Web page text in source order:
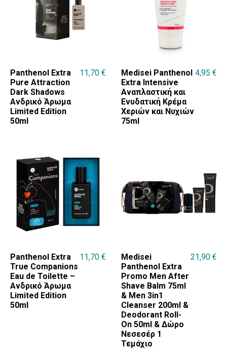
Panthenol Extra
Pure Attraction
Dark Shadows
Ανδρικό Άρωμα
Limited Edition
50ml
11,70 €
Medisei Panthenol
Extra Intensive
Αναπλαστική και
Ενυδατική Κρέμα
Χεριών και Νυχιών
75ml
4,95 €
Panthenol Extra
True Companions
Eau de Toilette –
Ανδρικό Άρωμα
Limited Edition
50ml
11,70 €
Medisei
Panthenol Extra
Promo Men After
Shave Balm 75ml
& Men 3in1
Cleanser 200ml &
Deodorant Roll-
On 50ml & Δώρο
Νεσεσέρ 1
Τεμάχιο
21,90 €